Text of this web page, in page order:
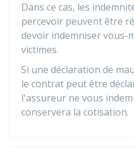
Dans ce cas, les
percevoir peuvent être
devoir indemniser vous-
victimes.
Si une déclaration de
le contrat peut être
l'assureur ne vous
conservera la cotisation.